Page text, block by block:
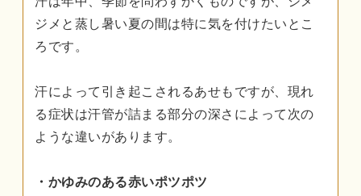
ジメと蒸し暑い夏の間は特に気を付けたいとこ
ろです。
汗によって引き起こされるあせもですが、現れ
る症状は汗管が詰まる部分の深さによって次の
ような違いがあります。
・かゆみのある赤いポツポツ